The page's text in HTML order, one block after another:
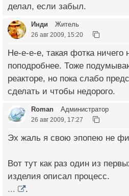
делал, если забыл.
Инди Житель
26 авг 2009, 15:20
Не-е-е-е, такая фотка ничего
поподробнее. Тоже
реакторе, но пока слабо
сделать и чтобы недорого.
Roman Администратор
26 авг 2009, 17:27
Эх жаль я свою эпопею не
Вот тут как раз один из
изделия описал процесс.
...
.